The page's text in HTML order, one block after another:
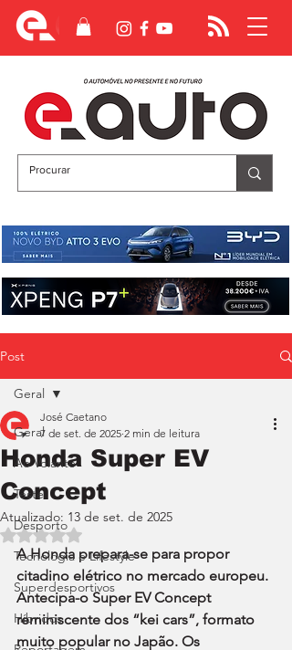
Post
Geral
Ao Volante
Teste
Desporto
Tecnologia e Lifestyle
Superdesportivos
Híbridos
Geral
Honda Super EV
Concept
José Caetano
7 de set. de 2025 2 min de leitura
Atualizado: 13 de set. de 2025
Avaliado com NaN de 5 estrelas.
A Honda prepara-se para propor
citadino elétrico no mercado europeu.
Antecipa-o Super EV Concept
reminiscente dos “kei cars”, formato
muito popular no Japão. Os